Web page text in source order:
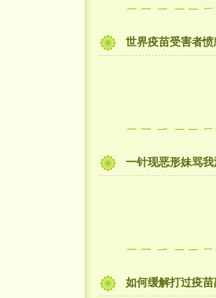
世界疫苗受害者
一针现恶形妹骂
如何缓解打过疫